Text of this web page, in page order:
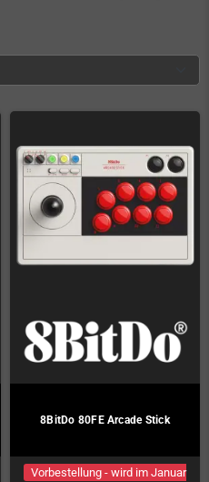
8BitDo 80FE Arcade Stick
Vorbestellung - wird im Januar